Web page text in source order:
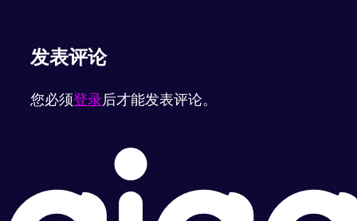
发表评论
您必须登录后才能发表评论。